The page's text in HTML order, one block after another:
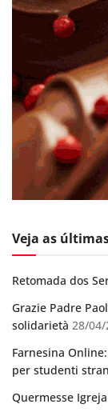
Veja as
Retomada dos
Grazie Padre
solidarietà 28/04/
Farnesina
per studenti
Quermesse